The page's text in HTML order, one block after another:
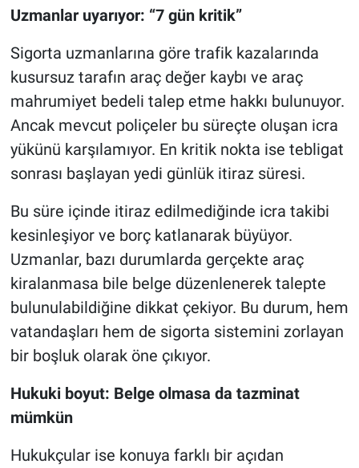
Uzmanlar uyarıyor: “7 gün kritik”
Sigorta uzmanlarına göre trafik kazalarında
kusursuz tarafın araç değer kaybı ve araç
mahrumiyet bedeli talep etme hakkı bulunuyor.
Ancak mevcut poliçeler bu süreçte oluşan icra
yükünü karşılamıyor. En kritik nokta ise tebligat
sonrası başlayan yedi günlük itiraz süresi.
Bu süre içinde itiraz edilmediğinde icra takibi
kesinleşiyor ve borç katlanarak büyüyor.
Uzmanlar, bazı durumlarda gerçekte araç
kiralanmasa bile belge düzenlenerek talepte
bulunulabildiğine dikkat çekiyor. Bu durum, hem
vatandaşları hem de sigorta sistemini zorlayan
bir boşluk olarak öne çıkıyor.
Hukuki boyut: Belge olmasa da tazminat
mümkün
Hukukçular ise konuya farklı bir açıdan